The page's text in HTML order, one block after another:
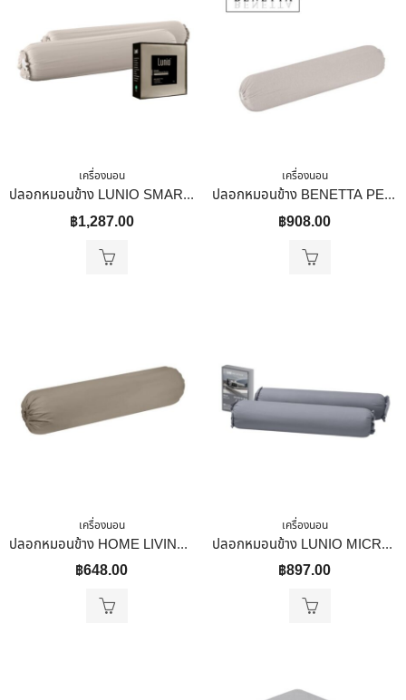
เครื่องนอน
ปลอกหมอนข้าง LUNIO SMART SNOWWEAVE BOLSTER CASE AURA BEIGE สีเบจ จำนวน 2 ชิ้น
฿1,287.00
เครื่องนอน
ปลอกหมอนข้าง BENETTA PERFECT FIT สี BROWN
฿908.00
เครื่องนอน
ปลอกหมอนข้าง HOME LIVING STYLE COTTON SATEEN II สี BROWN
฿648.00
เครื่องนอน
ปลอกหมอนข้าง LUNIO MICROSILK PILLOW CASE สีเทาไทเทเนียม TITANIUM GRAY จำนวน2ชิ้น
฿897.00